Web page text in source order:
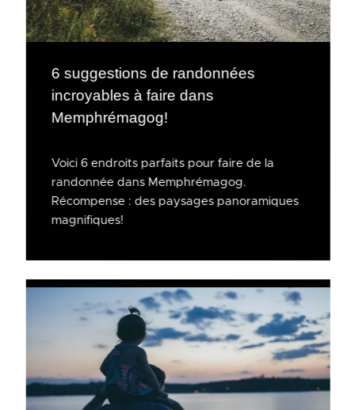
6 suggestions de randonnées
incroyables à faire dans
Memphrémagog!
Voici 6 endroits parfaits pour faire de la
randonnée dans Memphrémagog.
Récompense : des paysages panoramiques
magnifiques!